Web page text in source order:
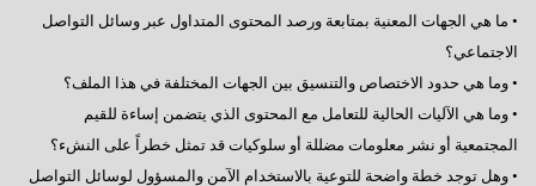
• ما هي الجهات المعنية بمتابعة ورصد المحتوى المتداول عبر وسائل التواصل
الاجتماعي؟
• وما هي حدود الاختصاص والتنسيق بين الجهات المختلفة في هذا الملف؟
• وما هي الآليات الحالية للتعامل مع المحتوى الذي يتضمن إساءة للقيم
المجتمعية أو نشر معلومات مضللة أو سلوكيات قد تمثل خطراً على النشء؟
• وهل توجد خطة واضحة للتوعية بالاستخدام الآمن والمسؤول لوسائل التواصل